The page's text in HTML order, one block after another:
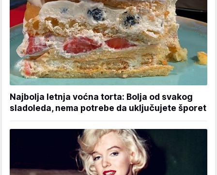
Najbolja letnja voćna torta: Bolja od svakog
sladoleda, nema potrebe da uključujete šporet